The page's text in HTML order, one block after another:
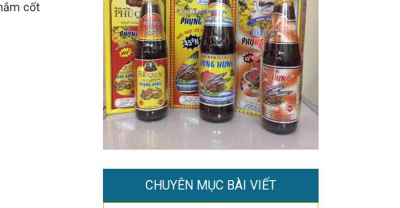
cốt
CHUYÊN MỤC BÀI VIẾT